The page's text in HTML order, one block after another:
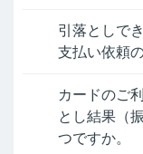
引落としで
支払い依頼
カードのご
とし結果（
つですか。